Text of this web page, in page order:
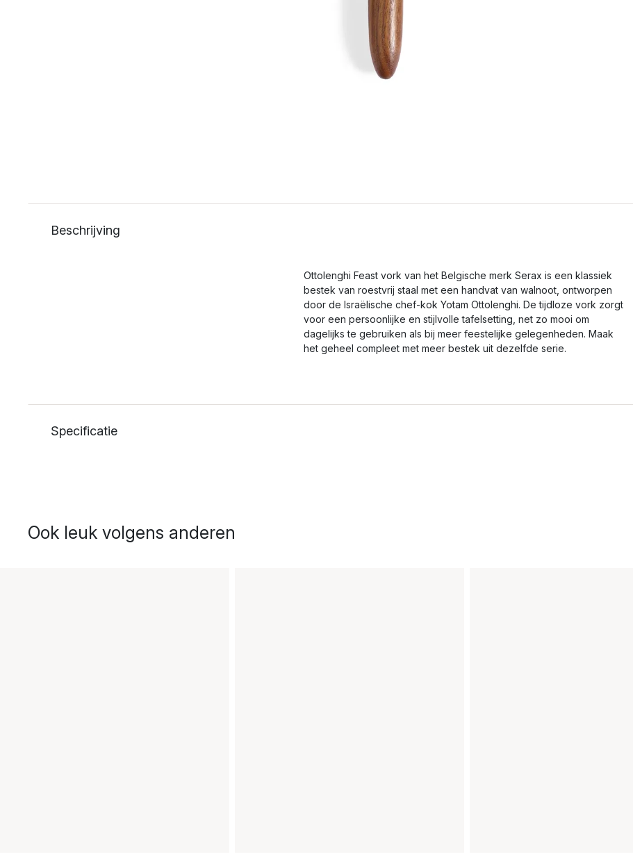
Beschrijving
Ottolenghi Feast vork van het Belgische merk Serax is een klassiek
bestek van roestvrij staal met een handvat van walnoot, ontworpen
door de Israëlische chef-kok Yotam Ottolenghi. De tijdloze vork zorgt
voor een persoonlijke en stijlvolle tafelsetting, net zo mooi om
dagelijks te gebruiken als bij meer feestelijke gelegenheden. Maak
het geheel compleet met meer bestek uit dezelfde serie.
Specificatie
Ook leuk volgens anderen